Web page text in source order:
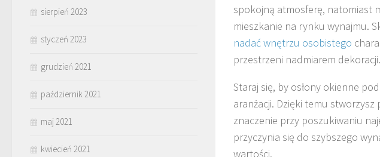
spokojną atmosferę, natomiast
mieszkanie na rynku wynajmu.
nadać wnętrzu osobistego
przestrzeni nadmiarem dekoracji.
Staraj się, by osłony okienne
aranżacji. Dzięki temu
znaczenie przy poszukiwaniu
przyczynia się do szybszego
wartości.
sierpień 2023
styczeń 2023
grudzień 2021
październik 2021
maj 2021
kwiecień 2021